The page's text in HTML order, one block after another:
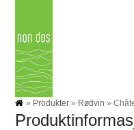
content
» Produkter » Rødvin »